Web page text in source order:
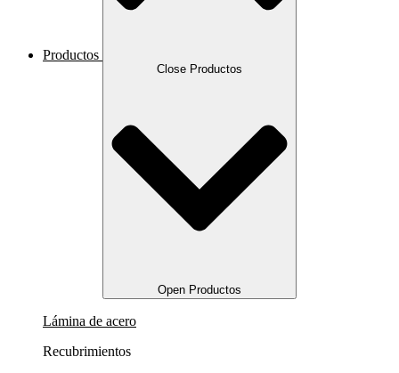
Productos
Close Productos
Open Productos
Lámina de acero
Recubrimientos